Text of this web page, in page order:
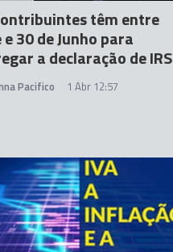
têm entre
30 de Junho para
a declaração de IRS
Pacifico 1 Abr 12:57